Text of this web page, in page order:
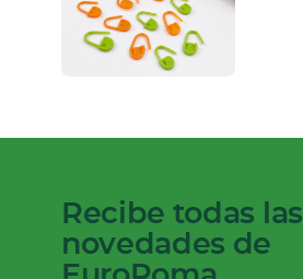
Recibe todas las
novedades de